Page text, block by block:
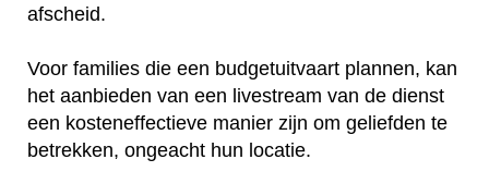
afscheid.
Voor families die een budgetuitvaart plannen, kan
het aanbieden van een livestream van de dienst
een kosteneffectieve manier zijn om geliefden te
betrekken, ongeacht hun locatie.